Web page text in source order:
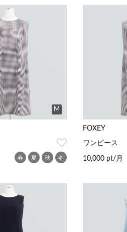
M
春 夏 秋 冬
FOXEY
ワンピース
10,000 pt/月